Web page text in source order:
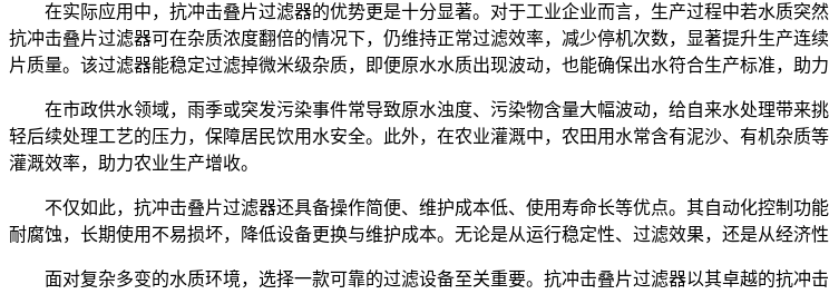
在实际应用中，抗冲击叠片过滤器的优势更是十分显著。对于工业企业而言，生产过程中若水质
抗冲击叠片过滤器可在杂质浓度翻倍的情况下，仍维持正常过滤效率，减少停机次数，显著提升生产
片质量。该过滤器能稳定过滤掉微米级杂质，即便原水水质出现波动，也能确保出水符合生产标准，助力
在市政供水领域，雨季或突发污染事件常导致原水浊度、污染物含量大幅波动，给自来水处理带
轻后续处理工艺的压力，保障居民饮用水安全。此外，在农业灌溉中，农田用水常含有泥沙、有机杂
灌溉效率，助力农业生产增收。
不仅如此，抗冲击叠片过滤器还具备操作简便、维护成本低、使用寿命长等优点。其自动化控制功
耐腐蚀，长期使用不易损坏，降低设备更换与维护成本。无论是从运行稳定性、过滤效果，还是从经济
面对复杂多变的水质环境，选择一款可靠的过滤设备至关重要。抗冲击叠片过滤器以其卓越的抗